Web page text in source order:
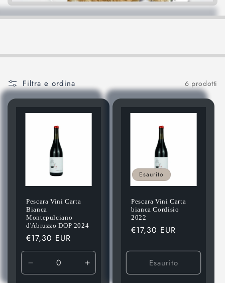
Filtra e ordina 6 prodotti
Pescara Vini Carta
Bianca
Montepulciano
d'Abruzzo DOP 2024
Prezzo
di
listino
€17,30 EUR
Diminuisci
quantità
Aumenta
quantità
Esaurito
Pescara Vini Carta
bianca Cordisio
2022
Prezzo
listino
€17,30 EUR
Esaurito